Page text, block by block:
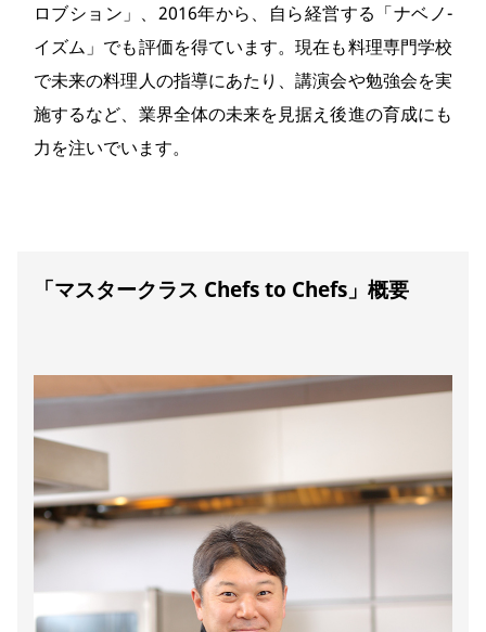
ロブション」、2016年から、自ら経営する「ナベノ-
イズム」でも評価を得ています。現在も料理専門学校
で未来の料理人の指導にあたり、講演会や勉強会を実
施するなど、業界全体の未来を見据え後進の育成にも
力を注いでいます。
「マスタークラス Chefs to Chefs」概要